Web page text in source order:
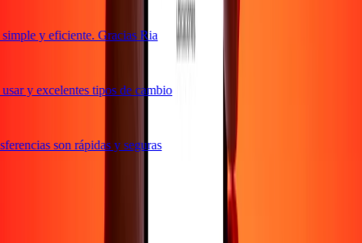
y eficiente. Gracias Ria
y excelentes tipos de cambio
son rápidas y seguras